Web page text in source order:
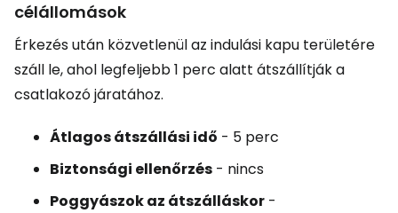
célállomások
Érkezés után közvetlenül az indulási kapu területére
száll le, ahol legfeljebb 1 perc alatt átszállítják a
csatlakozó járatához.
Átlagos átszállási idő - 5 perc
Biztonsági ellenőrzés - nincs
Poggyászok az átszálláskor -